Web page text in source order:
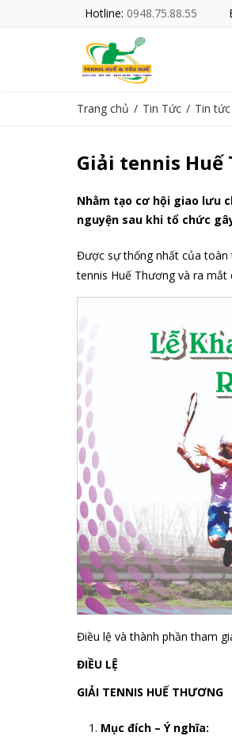
Hotline: 0948.75.88.55
Trang chủ Tin Tức Tin
Giải tennis Huế
Nhằm tạo cơ hội giao lưu
nguyện sau khi tổ chức
Được sự thống nhất của toàn
tennis Huế Thương và ra mắt
Điều lệ và thành phần tham
ĐIỀU LỆ
GIẢI TENNIS HUẾ THƯƠNG
Mục đích – Ý nghĩa: